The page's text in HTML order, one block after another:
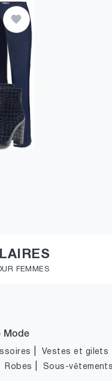
FEMMES
Mode
Vestes et gilets
Robes Sous-